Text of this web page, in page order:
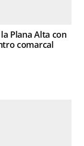
Plana Alta con
comarcal